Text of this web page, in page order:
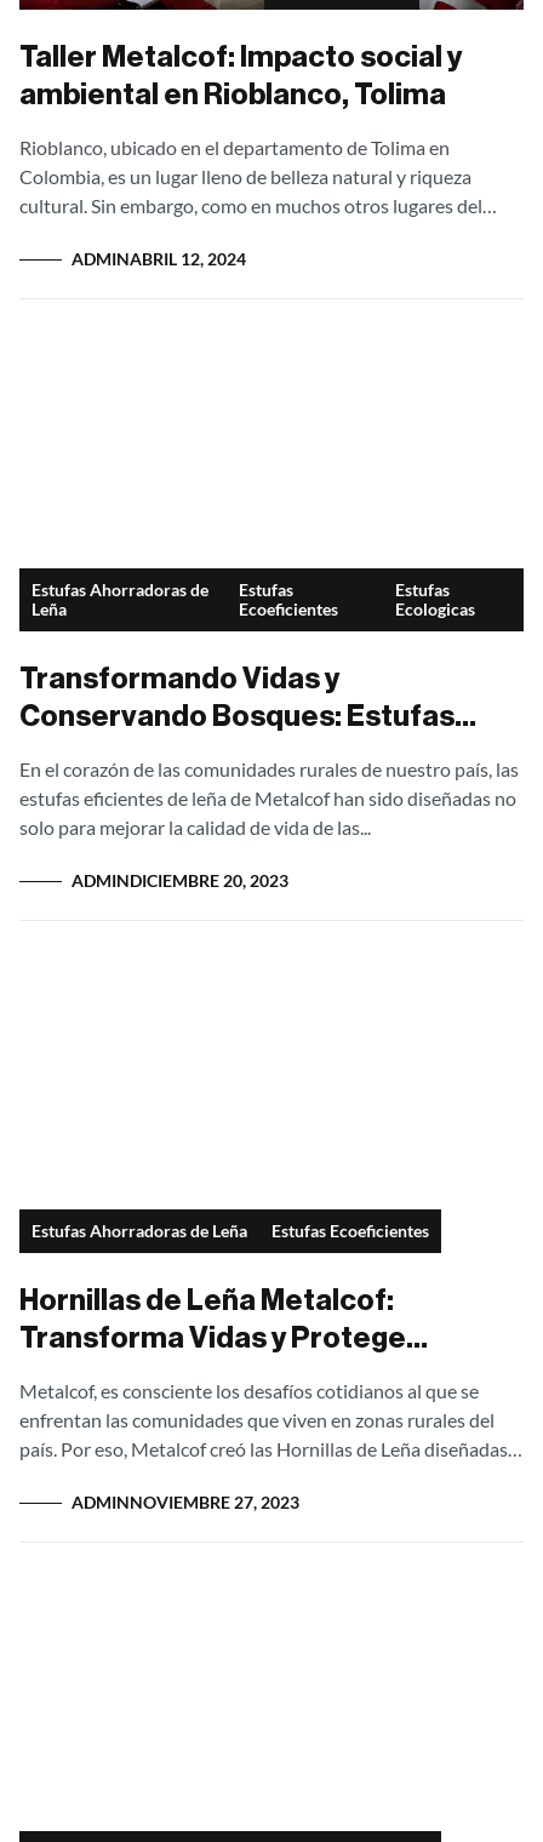
Taller Metalcof: Impacto social y
ambiental en Rioblanco, Tolima
Rioblanco, ubicado en el departamento de Tolima en
Colombia, es un lugar lleno de belleza natural y riqueza
cultural. Sin embargo, como en muchos otros lugares del
ADMINABRIL 12, 2024
Estufas Ahorradoras de
Leña
Estufas
Ecoeficientes
Estufas
Ecologicas
Transformando Vidas y
Conservando Bosques: Estufas
En el corazón de las comunidades rurales de nuestro país, las
estufas eficientes de leña de Metalcof han sido diseñadas no
solo para mejorar la calidad de vida de las...
ADMINDICIEMBRE 20, 2023
Estufas Ahorradoras de Leña Estufas Ecoeficientes
Hornillas de Leña Metalcof:
Transforma Vidas y Protege
Metalcof, es consciente los desafíos cotidianos al que se
enfrentan las comunidades que viven en zonas rurales del
país. Por eso, Metalcof creó las Hornillas de Leña diseñadas
ADMINNOVIEMBRE 27, 2023